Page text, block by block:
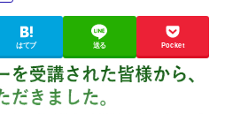
はてブ 送る Pocket